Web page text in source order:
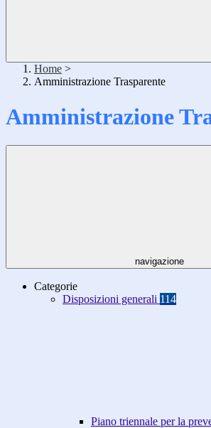
Home >
Amministrazione Trasparente
Amministrazione
navigazione
Categorie
Disposizioni generali 114
Piano triennale per la